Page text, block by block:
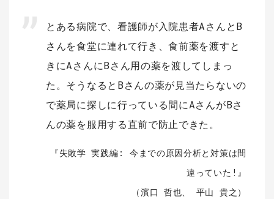
とある病院で、看護師が入院患者AさんとB
さんを食堂に連れて行き、食前薬を渡すと
きにAさんにBさん用の薬を渡してしまっ
た。そうなるとBさんの薬が見当たらないの
で薬局に探しに行っている間にAさんがBさ
んの薬を服用する直前で防止できた。
『失敗学 実践編: 今までの原因分析と対策は間
違っていた!』
（濱口 哲也、 平山 貴之）